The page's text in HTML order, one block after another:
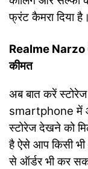
फ्रंट कैमरा दिया
Realme Narzo
कीमत
अब बात करें
smartphone में
स्टोरेज देखने को
है ऐसे आप किसी
से ऑर्डर भी कर